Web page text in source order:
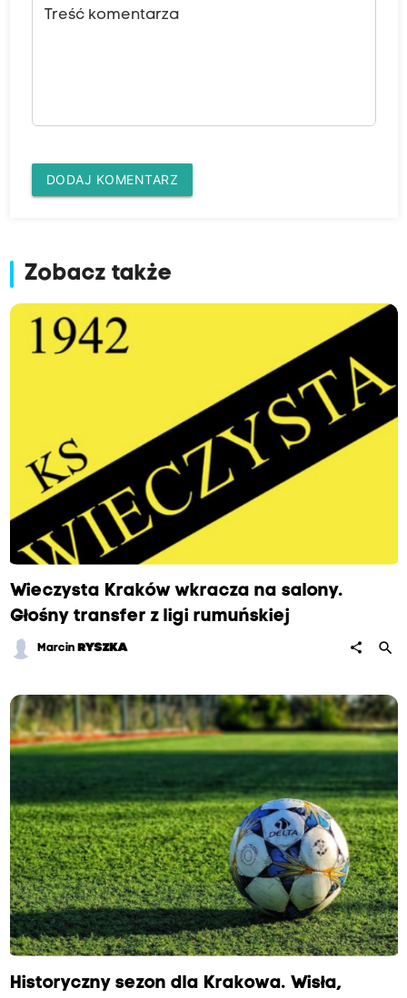
Treść komentarza
DODAJ KOMENTARZ
Zobacz także
Wieczysta Kraków wkracza na salony.
Głośny transfer z ligi rumuńskiej
Marcin RYSZKA share search
Historyczny sezon dla Krakowa. Wisła,